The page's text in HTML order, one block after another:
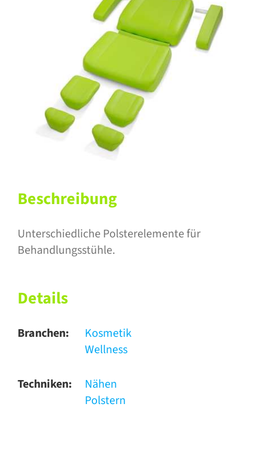
Beschreibung
Unterschiedliche Polsterelemente für
Behandlungsstühle.
Details
Branchen:
Kosmetik
Wellness
Techniken:
Nähen
Polstern